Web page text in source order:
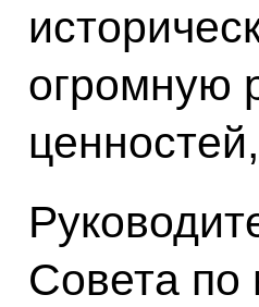
огромную
Совета по